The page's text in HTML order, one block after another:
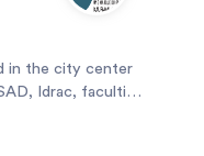
in the city center
Idrac, faculties
close to the Belfry
Germain